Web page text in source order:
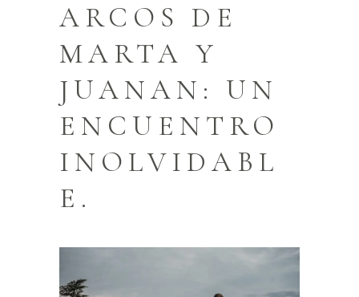
ARCOS DE
MARTA Y
JUANAN: UN
ENCUENTRO
INOLVIDABL
E.